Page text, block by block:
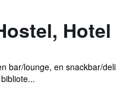
bar/lounge, en snackbar/